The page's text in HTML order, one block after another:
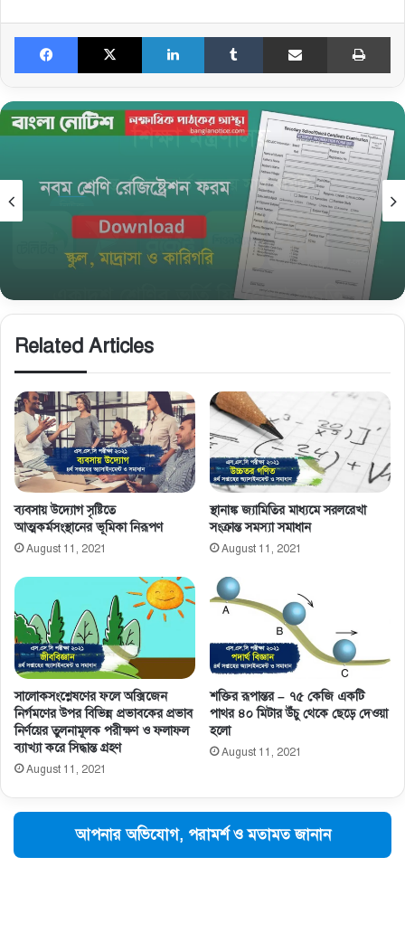
Facebook X LinkedIn Tumblr Share via Email
নিউজ
November 5, 2025
নবম শ্রেণি রেজিষ্ট্রেশন তথ্য সংগ্রহের ফরম ও জরুরি
নির্দেশনা
Related Articles
ব্যবসায় উদ্যোগ সৃষ্টিতে
আত্মকর্মসংস্থানের ভূমিকা নিরূপণ
August 11, 2021
স্থানাঙ্ক জ্যামিতির মাধ্যমে সরলরেখা
সংক্রান্ত সমস্যা সমাধান
August 11, 2021
সালােকসংশ্লেষণের ফলে অক্সিজেন
নির্গমণের উপর বিভিন্ন প্রভাবকের প্রভাব
নির্ণয়ের তুলনামূলক পরীক্ষণ ও ফলাফল
ব্যাখ্যা করে সিদ্ধান্ত গ্রহণ
August 11, 2021
শক্তির রূপান্তর – ৭৫ কেজি একটি
পাথর ৪০ মিটার উঁচু থেকে ছেড়ে দেওয়া
হলো
August 11, 2021
আপনার অভিযোগ, পরামর্শ ও মতামত জানান